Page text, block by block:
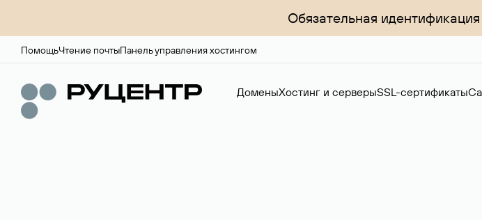
Обязательная
ПомощьЧтение почтыПанель управления хостингом
ДоменыХостинг и серверыSSL-сертификаты